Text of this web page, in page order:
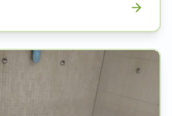
voor een langdurige
en veilig voor alle